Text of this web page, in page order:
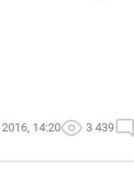
14:20 3 439